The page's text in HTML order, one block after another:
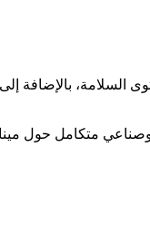
بالإضافة
متكامل حول